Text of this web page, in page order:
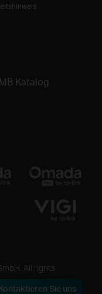
Katalog
All rights
Sie uns